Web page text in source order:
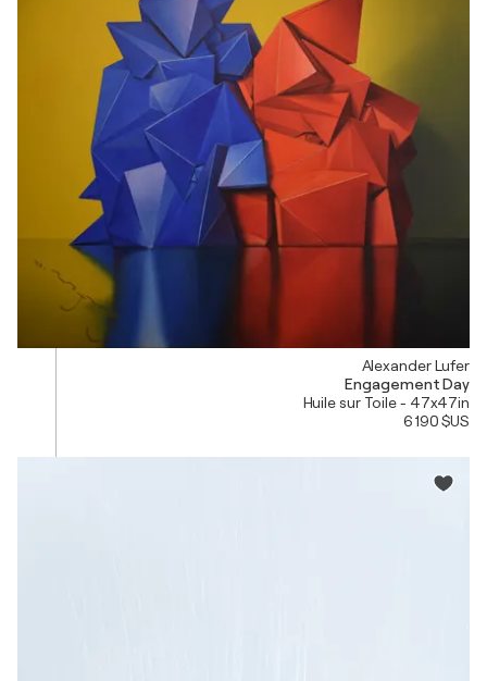
Alexander Lufer
Engagement Day
Huile sur Toile - 47x47in
6 190 $US